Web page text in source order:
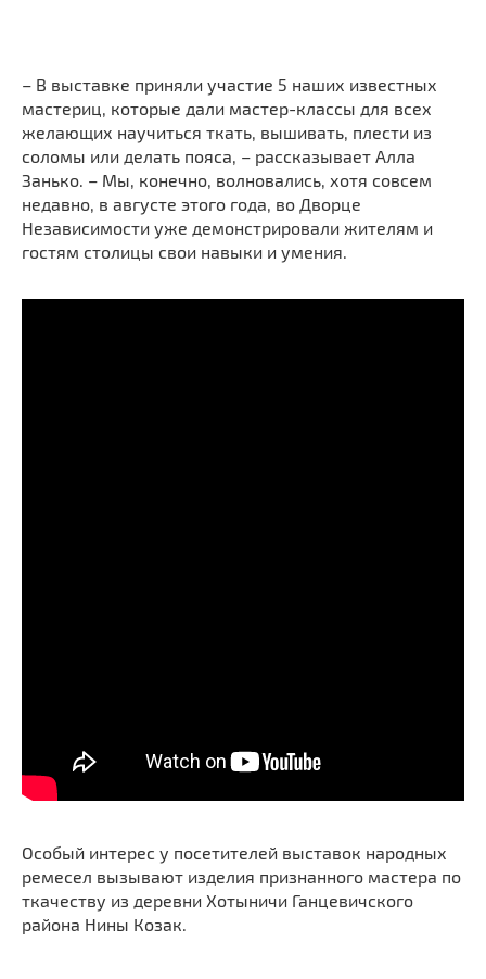
– В выставке приняли участие 5 наших известных
мастериц, которые дали мастер-классы для всех
желающих научиться ткать, вышивать, плести из
соломы или делать пояса, – рассказывает Алла
Занько. – Мы, конечно, волновались, хотя совсем
недавно, в августе этого года, во Дворце
Независимости уже демонстрировали жителям и
гостям столицы свои навыки и умения.
Особый интерес у посетителей выставок народных
ремесел вызывают изделия признанного мастера по
ткачеству из деревни Хотыничи Ганцевичского
района Нины Козак.